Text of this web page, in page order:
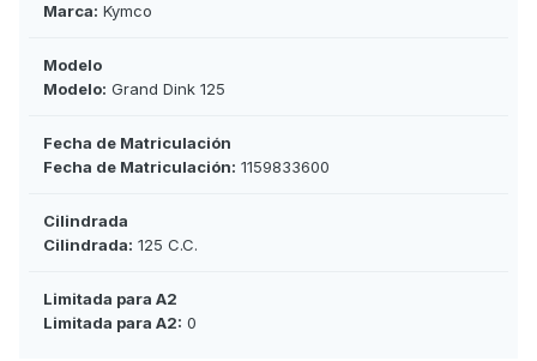
Marca: Kymco
Modelo
Modelo: Grand Dink 125
Fecha de Matriculación
Fecha de Matriculación: 1159833600
Cilindrada
Cilindrada: 125 C.C.
Limitada para A2
Limitada para A2: 0